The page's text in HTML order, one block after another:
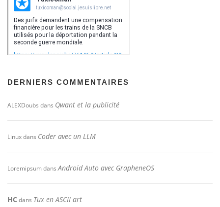
DERNIERS COMMENTAIRES
ALEXDoubs dans Qwant et la publicité
Linuxdans Coder avec un LLM
LoremipsumdansAndroid Auto avec GrapheneOS
HC dans Tux en ASCII art